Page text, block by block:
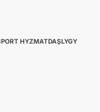
HYZMATDAŞLYGY